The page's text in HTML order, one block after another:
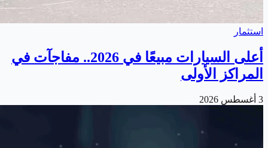
استثمار
أعلى السيارات مبيعًا في 2026.. مفاجآت في
المراكز الأولى
3 أغسطس 2026